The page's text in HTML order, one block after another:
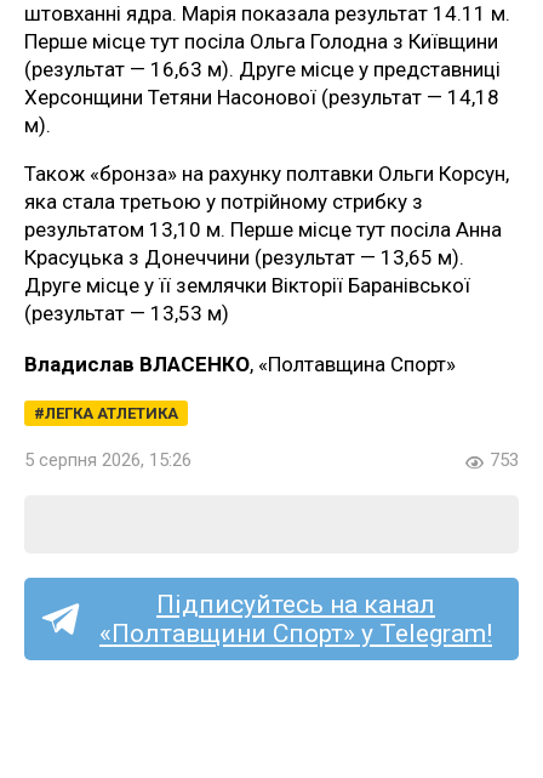
штовханні ядра. Марія показала результат 14.11 м.
Перше місце тут посіла Ольга Голодна з Київщини
(результат — 16,63 м). Друге місце у представниці
Херсонщини Тетяни Насонової (результат — 14,18
м).
Також «бронза» на рахунку полтавки Ольги Корсун,
яка стала третьою у потрійному стрибку з
результатом 13,10 м. Перше місце тут посіла Анна
Красуцька з Донеччини (результат — 13,65 м).
Друге місце у її землячки Вікторії Баранівської
(результат — 13,53 м)
Владислав ВЛАСЕНКО, «Полтавщина Спорт»
ЛЕГКА АТЛЕТИКА
5 серпня 2026, 15:26 753
Підписуйтесь на канал
«Полтавщини Спорт» у Telegram!